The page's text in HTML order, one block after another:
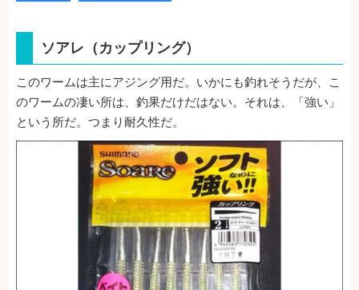
ソアレ（カップリング）
このワームは主にアジング用だ。いかにも釣れそうだが、こ
のワームの凄い所は、釣果だけだはない。それは、「強い」
という所だ。つまり耐久性だ。